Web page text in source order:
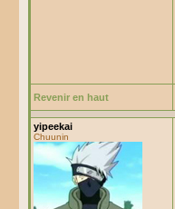
Revenir en haut
yipeekai
Chuunin